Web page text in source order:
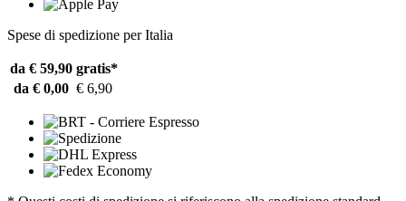
Spese di spedizione per Italia
da € 59,90 gratis*
da € 0,00 € 6,90